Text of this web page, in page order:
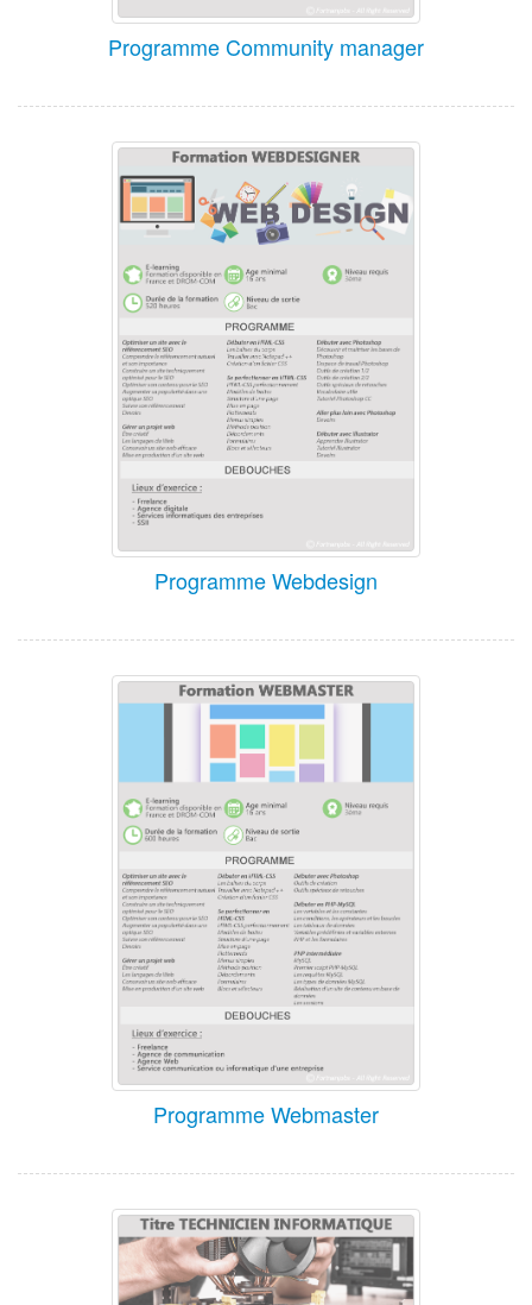
Programme Community manager
Programme Webdesign
Programme Webmaster